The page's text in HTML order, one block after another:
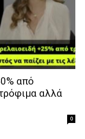
από
αλλά
0